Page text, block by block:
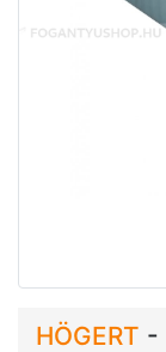
HÖGERT -